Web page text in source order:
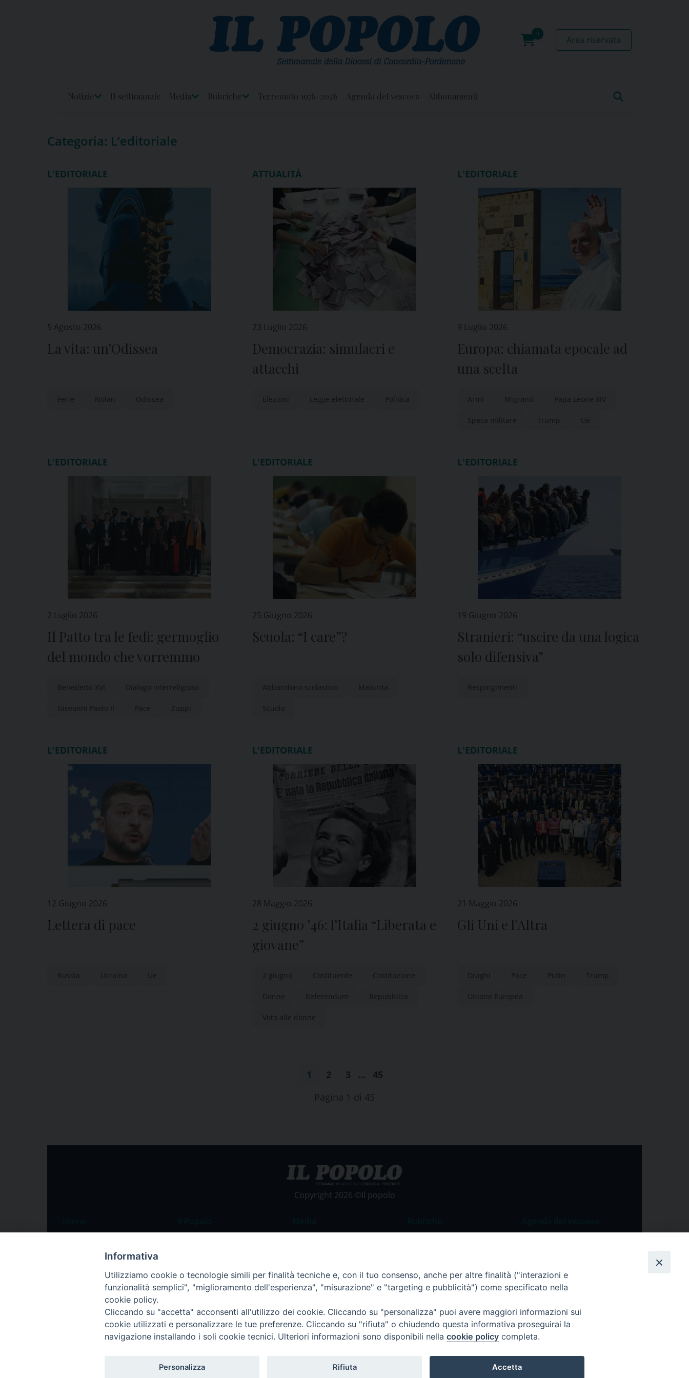
0
Area riservata
Notizie
Il settimanale
Media
Rubriche
Terremoto 1976-2026 Agenda del vescovo Abbonamenti
Categoria: L’editoriale
L'EDITORIALE
5 Agosto 2026
La vita: un’Odissea
Ferie Nolan Odissea
ATTUALITÀ
23 Luglio 2026
Democrazia: simulacri e
attacchi
Elezioni Legge elettorale Politica
L'EDITORIALE
9 Luglio 2026
Europa: chiamata epocale ad
una scelta
Armi Migranti Papa Leone XIV
Spesa militare Trump Ue
L'EDITORIALE
2 Luglio 2026
Il Patto tra le fedi: germoglio
del mondo che vorremmo
Benedetto XVI Dialogo interreligioso
Giovanni Paolo II Pace Zuppi
L'EDITORIALE
25 Giugno 2026
Scuola: “I care”?
Abbandono scolastico Maturita
Scuola
L'EDITORIALE
19 Giugno 2026
Stranieri: “uscire da una logica
solo difensiva”
Respingimenti
L'EDITORIALE
12 Giugno 2026
Lettera di pace
Russia Ucraina Ue
L'EDITORIALE
28 Maggio 2026
2 giugno ’46: l’Italia “Liberata e
giovane”
2 giugno Costituente Costituzione
Donne Referendum Repubblica
Voto alle donne
L'EDITORIALE
21 Maggio 2026
Gli Uni e l’Altra
Draghi Pace Putin Trump
Unione Europea
1 2 3 …
45
Pagina 1 di 45
Copyright 2026 ©Il popolo
Pordenone
Portogruaro
Friuli Occidentale
Veneto Orientale
La redazione
Pubblicità
Costume e Società
Apostolato della Preghiera
Parrocchie
Regione FVG
Informativa
Utilizziamo cookie o tecnologie simili per finalità tecniche e, con il tuo consenso, anche per altre finalità ("interazioni e
funzionalità semplici", "miglioramento dell'esperienza", "misurazione" e "targeting e pubblicità") come specificato nella
cookie policy.
Cliccando su "accetta" acconsenti all'utilizzo dei cookie. Cliccando su "personalizza" puoi avere maggiori informazioni sui
cookie utilizzati e personalizzare le tue preferenze. Cliccando su "rifiuta" o chiudendo questa informativa proseguirai la
navigazione installando i soli cookie tecnici. Ulteriori informazioni sono disponibili nella cookie policy completa.
Personalizza Rifiuta Accetta